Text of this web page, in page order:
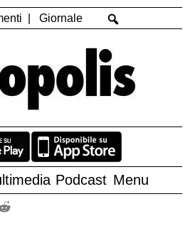
Giornale
Podcast Menu